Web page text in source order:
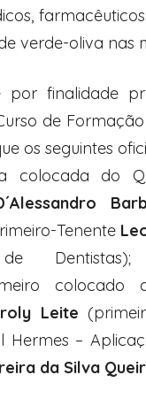
verde-oliva nas
por finalidade
de
os seguintes
colocada do
Tenente
Dentistas);
colocado
Leite
Hermes –
da Silva